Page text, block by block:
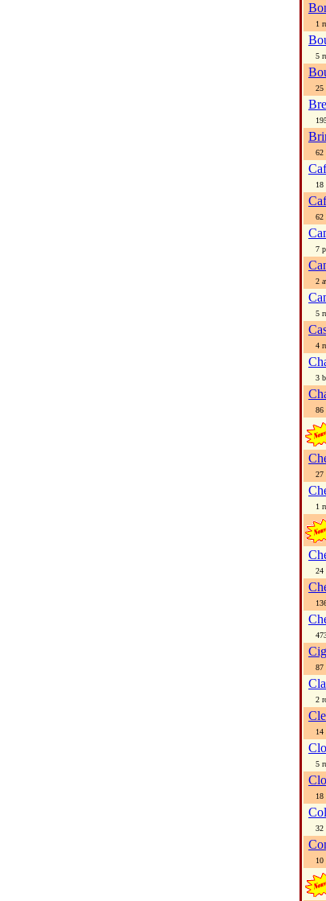
1
5
25
62
18
62
7
2
5
4
3
86
27
1
24
87
2
14
5
18
32
10